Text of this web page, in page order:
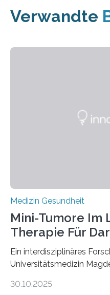
Verwandte
Medizin Gesundheit
Mini-Tumore Im
Therapie Für
Ein interdisziplinäres
Universitätsmedizin
behandelt werden kann. In
30.10.2025